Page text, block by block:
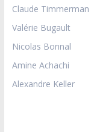
Claude Timmerman
Valérie Bugault
Nicolas Bonnal
Amine Achachi
Alexandre Keller